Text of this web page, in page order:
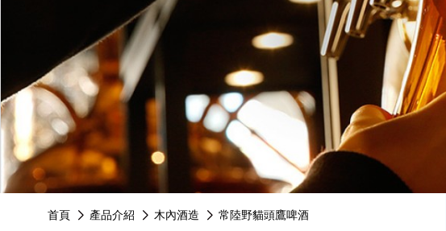
see more see more
首頁 產品介紹 木內酒造 常陸野貓頭鷹啤酒